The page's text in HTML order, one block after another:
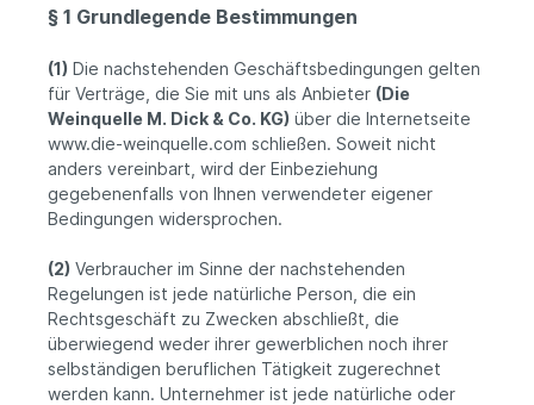
§ 1 Grundlegende Bestimmungen
(1) Die nachstehenden Geschäftsbedingungen gelten
für Verträge, die Sie mit uns als Anbieter (Die
Weinquelle M. Dick & Co. KG) über die Internetseite
www.die-weinquelle.com schließen. Soweit nicht
anders vereinbart, wird der Einbeziehung
gegebenenfalls von Ihnen verwendeter eigener
Bedingungen widersprochen.
(2) Verbraucher im Sinne der nachstehenden
Regelungen ist jede natürliche Person, die ein
Rechtsgeschäft zu Zwecken abschließt, die
überwiegend weder ihrer gewerblichen noch ihrer
selbständigen beruflichen Tätigkeit zugerechnet
werden kann. Unternehmer ist jede natürliche oder